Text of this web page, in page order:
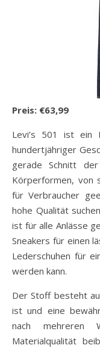
Preis: €63,99
Levi’s 501 ist ein
hundertjähriger
gerade Schnitt
Körperformen, von
für Verbraucher
hohe Qualität
ist für alle Anlässe
Sneakers für einen
Lederschuhen für
werden kann.
Der Stoff besteht
ist und eine
nach mehreren
Materialqualität